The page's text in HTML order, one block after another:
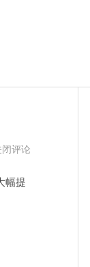
评论
幅提